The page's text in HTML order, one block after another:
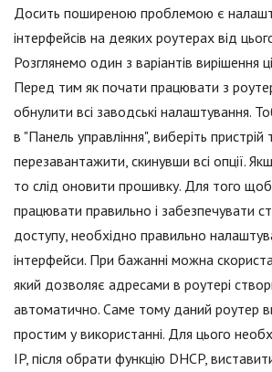
Досить поширеною проблемою є
інтерфейсів на деяких роутерах від
Розглянемо один з варіантів вирішення
Перед тим як почати працювати з
обнулити всі заводські налаштування.
в "Панель управління", виберіть пристрій
перезавантажити, скинувши всі опції.
то слід оновити прошивку. Для того щоб
працювати правильно і забезпечувати
доступу, необхідно правильно
інтерфейси. При бажанні можна
який дозволяє адресами в роутері
автоматично. Саме тому даний роутер
простим у використанні. Для цього
IP, після обрати функцію DHCP,